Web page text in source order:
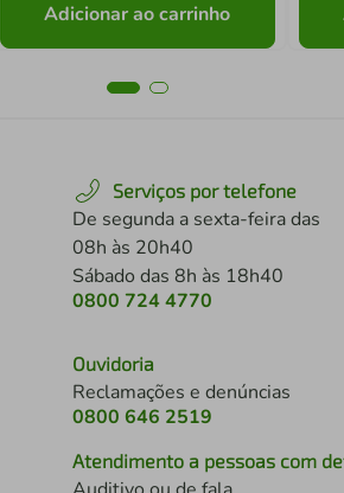
Adicionar ao carrinho
Serviços por telefone
De segunda a sexta-feira das
08h às 20h40
Sábado das 8h às 18h40
0800 724 4770
Ouvidoria
Reclamações e denúncias
0800 646 2519
Atendimento a pessoas com